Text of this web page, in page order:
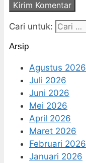
Cari untuk:
Arsip
Agustus 2026
Juli 2026
Juni 2026
Mei 2026
April 2026
Maret 2026
Februari 2026
Januari 2026